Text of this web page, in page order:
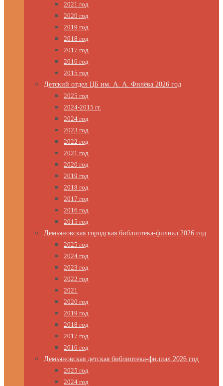
2021 год
2020 год
2019 год
2018 год
2017 год
2016 год
2015 год
Детский отдел ЦБ им. А. А. Филёва 2026 год
2025 год
2024-2015 гг.
2024 год
2023 год
2022 год
2021 год
2020 год
2019 год
2018 год
2017 год
2016 год
2015 год
Демьяновская городская библиотека-филиал 2026 год
2025 год
2024 год
2023 год
2022 год
2021
2020 год
2019 год
2018 год
2017 год
2016 год
Демьяновская детская библиотека-филиал 2026 год
2025 год
2024 год